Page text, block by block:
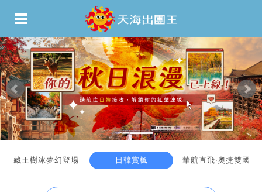
藏王樹冰夢幻登場 日韓賞楓 華航直飛‧奧捷雙國